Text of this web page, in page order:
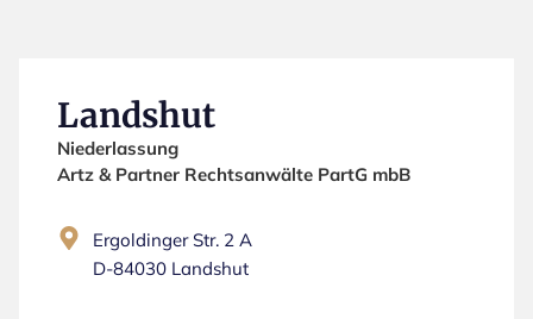
Landshut
Niederlassung
Artz & Partner Rechtsanwälte PartG mbB
Ergoldinger Str. 2 A
D-84030 Landshut